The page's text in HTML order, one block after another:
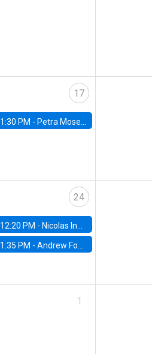
17
1:30 PM - Petra Moser, NYU Stern
24
12:20 PM - Nicolas Inostroza, Rotman School of Management, University of Toronto
1:35 PM -Andrew Foster, Brown University
1